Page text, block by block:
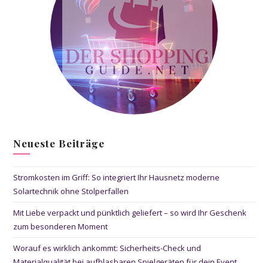
Neueste Beiträge
Stromkosten im Griff: So integriert Ihr Hausnetz moderne
Solartechnik ohne Stolperfallen
Mit Liebe verpackt und pünktlich geliefert – so wird Ihr Geschenk
zum besonderen Moment
Worauf es wirklich ankommt: Sicherheits-Check und